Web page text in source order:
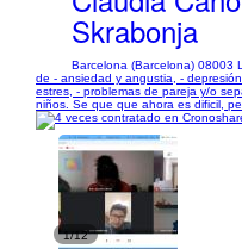
Skrabonja
Barcelona (Barcelona) 08003
de - ansiedad y angustia, -
estres, - problemas de pareja y/o
niños. Se que que ahora es dificil,
1/12